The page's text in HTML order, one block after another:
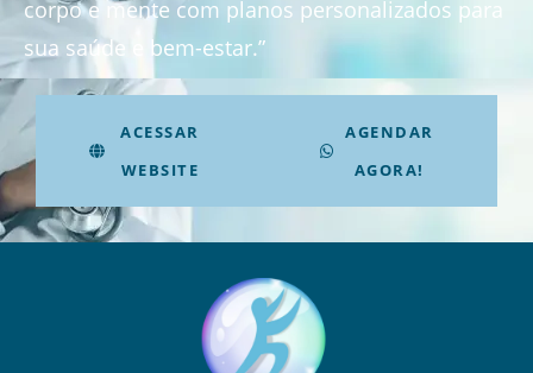
corpo e mente com planos personalizados para
sua saúde e bem-estar.”
ACESSAR
WEBSITE
AGENDAR
AGORA!